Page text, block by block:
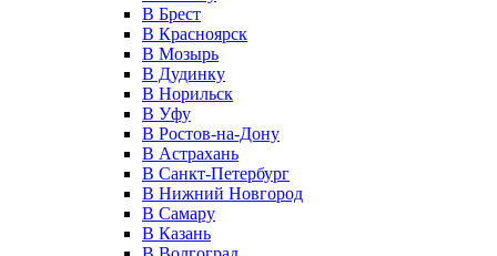
В Брест
В Красноярск
В Мозырь
В Дудинку
В Норильск
В Уфу
В Ростов-на-Дону
В Астрахань
В Санкт-Петербург
В Нижний Новгород
В Самару
В Казань